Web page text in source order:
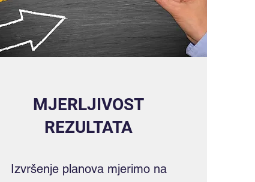
MJERLJIVOST
REZULTATA
Izvršenje planova mjerimo na